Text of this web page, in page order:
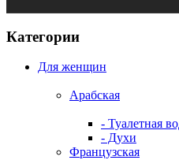
Категории
Для женщин
Арабская
- Туалетная
- Духи
Французская